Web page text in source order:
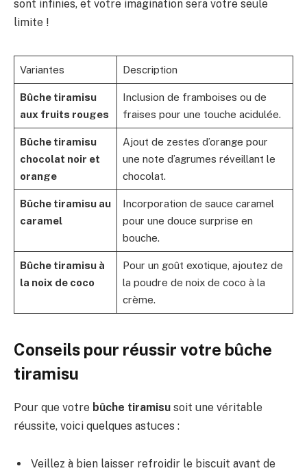
sont infinies, et votre imagination sera votre seule
limite !
Variantes Description
Bûche tiramisu
aux fruits rouges
Inclusion de framboises ou de
fraises pour une touche acidulée.
Bûche tiramisu
chocolat noir et
orange
Ajout de zestes d’orange pour
une note d’agrumes réveillant le
chocolat.
Bûche tiramisu au
caramel
Incorporation de sauce caramel
pour une douce surprise en
bouche.
Bûche tiramisu à
la noix de coco
Pour un goût exotique, ajoutez de
la poudre de noix de coco à la
crème.
Conseils pour réussir votre bûche
tiramisu
Pour que votre bûche tiramisu soit une véritable
réussite, voici quelques astuces :
Veillez à bien laisser refroidir le biscuit avant de